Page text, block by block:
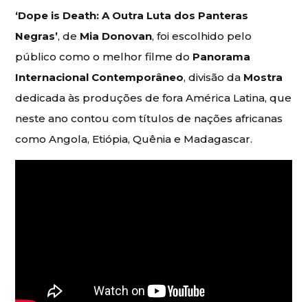
‘Dope is Death: A Outra Luta dos Panteras
Negras’, de Mia Donovan, foi escolhido pelo
público como o melhor filme do Panorama
Internacional Contemporâneo, divisão da Mostra
dedicada às produções de fora América Latina, que
neste ano contou com títulos de nações africanas
como Angola, Etiópia, Quênia e Madagascar.